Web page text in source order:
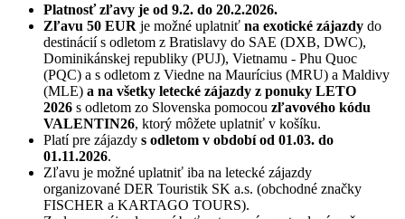
Platnosť zľavy je od 9.2. do 20.2.2026.
Zľavu 50 EUR je možné uplatniť na exotické zájazdy do
destinácií s odletom z Bratislavy do SAE (DXB, DWC),
Dominikánskej republiky (PUJ), Vietnamu - Phu Quoc
(PQC) a s odletom z Viedne na Maurícius (MRU) a Maldivy
(MLE) a na všetky letecké zájazdy z ponuky LETO
2026 s odletom zo Slovenska pomocou zľavového kódu
VALENTIN26, ktorý môžete uplatniť v košíku.
Platí pre zájazdy s odletom v období od 01.03. do
01.11.2026.
Zľavu je možné uplatniť iba na letecké zájazdy
organizované DER Touristik SK a.s. (obchodné značky
FISCHER a KARTAGO TOURS).